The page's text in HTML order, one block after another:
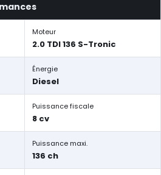
Moteur
2.0 TDI 136 S-Tronic
Énergie
Diesel
Puissance fiscale
8 cv
Puissance maxi.
136 ch